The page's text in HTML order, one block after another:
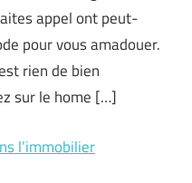
appel ont peut-
pour vous amadouer.
rien de bien
sur le home […]
l’immobilier